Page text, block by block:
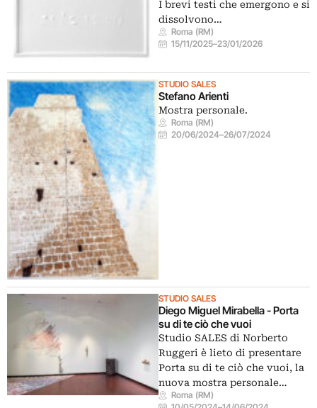
I brevi testi che emergono e si
dissolvono…
Roma (RM)
15/11/2025–23/01/2026
STUDIO SALES
Stefano Arienti
Mostra personale.
Roma (RM)
20/06/2024–26/07/2024
STUDIO SALES
Diego Miguel Mirabella - Porta
su di te ciò che vuoi
Studio SALES di Norberto
Ruggeri è lieto di presentare
Porta su di te ciò che vuoi, la
nuova mostra personale…
Roma (RM)